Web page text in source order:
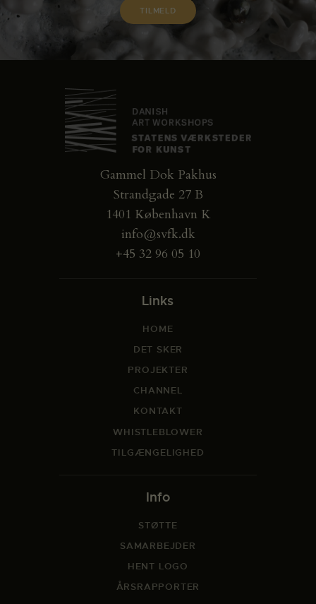
Gammel Dok Pakhus
Strandgade 27 B
1401 København K
info@svfk.dk
+45 32 96 05 10
Links
HOME
DET SKER
PROJEKTER
CHANNEL
KONTAKT
WHISTLEBLOWER
TILGÆNGELIGHED
Info
STØTTE
SAMARBEJDER
HENT LOGO
ÅRSRAPPORTER